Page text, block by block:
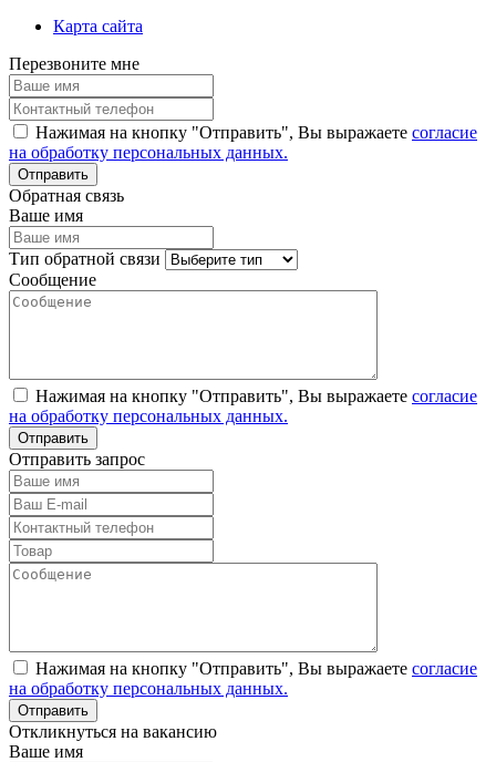
Карта сайта
Перезвоните мне
Нажимая на кнопку "Отправить", Вы выражаете согласие
на обработку персональных данных.
Обратная связь
Ваше имя
Тип обратной связи
Сообщение
Нажимая на кнопку "Отправить", Вы выражаете согласие
на обработку персональных данных.
Отправить запрос
Нажимая на кнопку "Отправить", Вы выражаете согласие
на обработку персональных данных.
Откликнуться на вакансию
Ваше имя